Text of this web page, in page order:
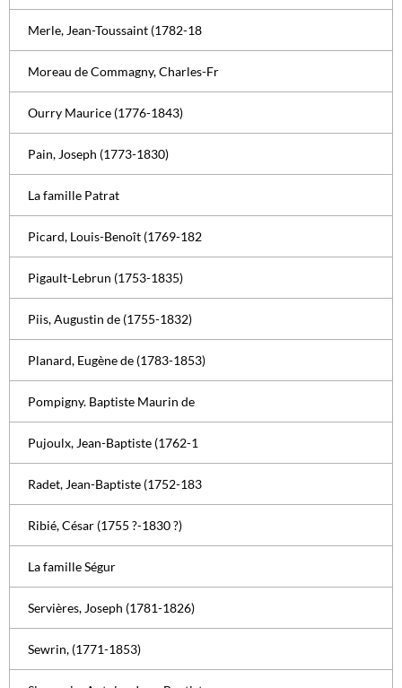
Merle, Jean-Toussaint (1782-18
Moreau de Commagny, Charles-Fr
Ourry Maurice (1776-1843)
Pain, Joseph (1773-1830)
La famille Patrat
Picard, Louis-Benoît (1769-182
Pigault-Lebrun (1753-1835)
Piis, Augustin de (1755-1832)
Planard, Eugène de (1783-1853)
Pompigny. Baptiste Maurin de
Pujoulx, Jean-Baptiste (1762-1
Radet, Jean-Baptiste (1752-183
Ribié, César (1755 ?-1830 ?)
La famille Ségur
Servières, Joseph (1781-1826)
Sewrin, (1771-1853)